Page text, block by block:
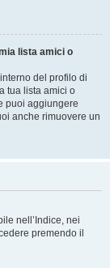
lista amici o
del profilo di
tua lista amici o
puoi aggiungere
anche rimuovere un
nell’Indice, nei
premendo il